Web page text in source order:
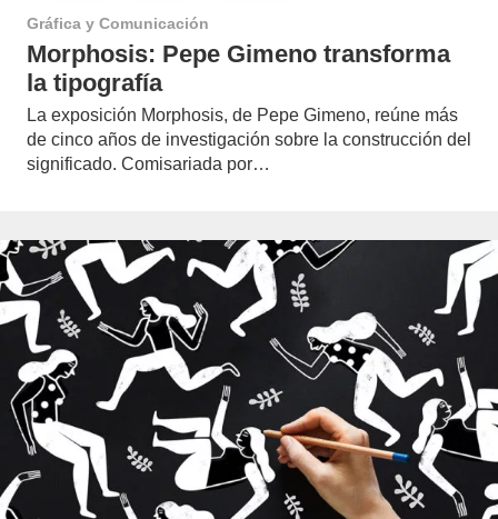
Gráfica y Comunicación
Morphosis: Pepe Gimeno transforma
la tipografía
La exposición Morphosis, de Pepe Gimeno, reúne más
de cinco años de investigación sobre la construcción del
significado. Comisariada por…